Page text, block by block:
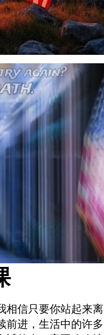
相信只要你站起来离
前进，生活中的许多